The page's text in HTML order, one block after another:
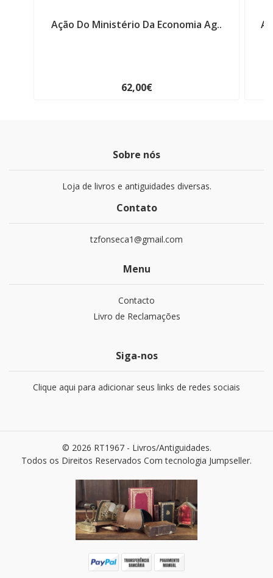
Ação Do Ministério Da Economia Ag..
62,00€
Sobre nós
Loja de livros e antiguidades diversas.
Contato
tzfonseca1@gmail.com
Menu
Contacto
Livro de Reclamações
Siga-nos
Clique aqui para adicionar seus links de redes sociais
© 2026 RT1967 - Livros/Antiguidades.
Todos os Direitos Reservados Com tecnologia Jumpseller.